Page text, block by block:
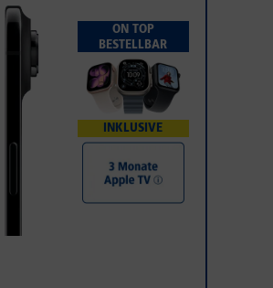
ON TOP
BESTELLBAR
INKLUSIVE